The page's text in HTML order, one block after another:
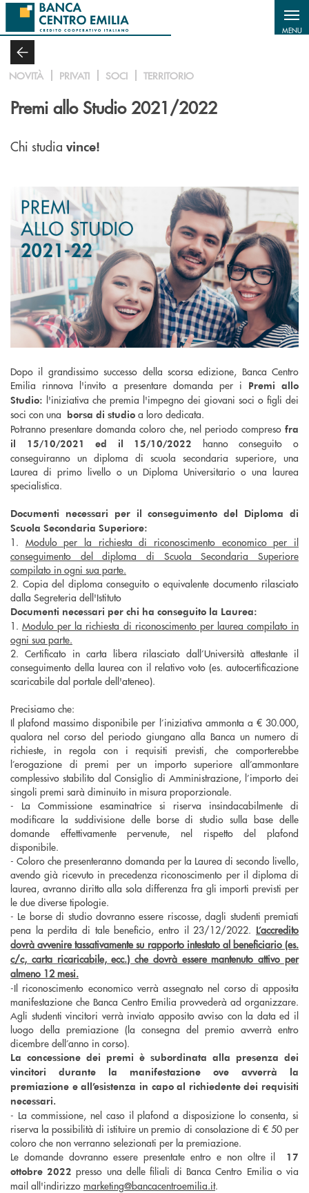
Salta al contenuto principale
MENU
NOVITÀ PRIVATI SOCI TERRITORIO
Premi allo Studio 2021/2022
Chi studia vince!
Dopo il grandissimo successo della scorsa edizione, Banca Centro
Emilia rinnova l'invito a presentare domanda per i Premi allo
Studio: l'iniziativa che premia l'impegno dei giovani soci o figli dei
soci con una borsa di studio a loro dedicata.
Potranno presentare domanda coloro che, nel periodo compreso fra
il 15/10/2021 ed il 15/10/2022 hanno conseguito o
conseguiranno un diploma di scuola secondaria superiore, una
Laurea di primo livello o un Diploma Universitario o una laurea
specialistica.
Documenti necessari per il conseguimento del Diploma di
Scuola Secondaria Superiore:
1. Modulo per la richiesta di riconoscimento economico per il
conseguimento del diploma di Scuola Secondaria Superiore
compilato in ogni sua parte.
2. Copia del diploma conseguito o equivalente documento rilasciato
dalla Segreteria dell'Istituto
Documenti necessari per chi ha conseguito la Laurea:
1.Modulo per la richiesta di riconoscimento per laurea compilato in
ogni sua parte.
2. Certificato in carta libera rilasciato dall’Università attestante il
conseguimento della laurea con il relativo voto (es. autocertificazione
scaricabile dal portale dell'ateneo).
Precisiamo che:
Il plafond massimo disponibile per l’iniziativa ammonta a € 30.000,
qualora nel corso del periodo giungano alla Banca un numero di
richieste, in regola con i requisiti previsti, che comporterebbe
l’erogazione di premi per un importo superiore all’ammontare
complessivo stabilito dal Consiglio di Amministrazione, l’importo dei
singoli premi sarà diminuito in misura proporzionale.
- La Commissione esaminatrice si riserva insindacabilmente di
modificare la suddivisione delle borse di studio sulla base delle
domande effettivamente pervenute, nel rispetto del plafond
disponibile.
- Coloro che presenteranno domanda per la Laurea di secondo livello,
avendo già ricevuto in precedenza riconoscimento per il diploma di
laurea, avranno diritto alla sola differenza fra gli importi previsti per
le due diverse tipologie.
- Le borse di studio dovranno essere riscosse, dagli studenti premiati
pena la perdita di tale beneficio, entro il 23/12/2022. L’accredito
dovrà avvenire tassativamente su rapporto intestato al beneficiario (es.
c/c, carta ricaricabile, ecc.) che dovrà essere mantenuto attivo per
almeno 12 mesi.
-Il riconoscimento economico verrà assegnato nel corso di apposita
manifestazione che Banca Centro Emilia provvederà ad organizzare.
Agli studenti vincitori verrà inviato apposito avviso con la data ed il
luogo della premiazione (la consegna del premio avverrà entro
dicembre dell’anno in corso).
La concessione dei premi è subordinata alla presenza dei
vincitori durante la manifestazione ove avverrà la
premiazione e all’esistenza in capo al richiedente dei requisiti
necessari.
- La commissione, nel caso il plafond a disposizione lo consenta, si
riserva la possibilità di istituire un premio di consolazione di € 50 per
coloro che non verranno selezionati per la premiazione.
Le domande dovranno essere presentate entro e non oltre il
17
ottobre 2022 presso una delle filiali di Banca Centro Emilia o via
mail all'indirizzo marketing@bancacentroemilia.it.